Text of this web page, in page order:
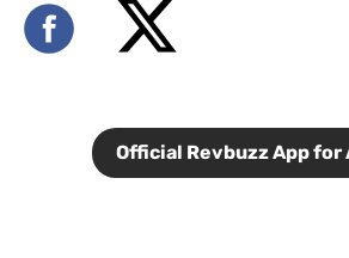
Official Revbuzz App for